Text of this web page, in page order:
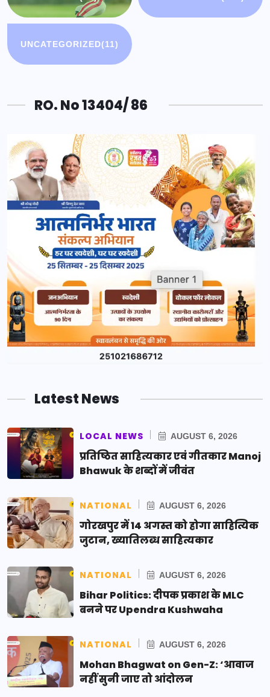
UNCATEGORIZED(11)
RO. No 13404/ 86
Latest News
LOCAL NEWS AUGUST 6, 2026
प्रतिष्ठित साहित्यकार एवं गीतकार Manoj
Bhawuk के शब्दों में जीवंत
NATIONAL AUGUST 6, 2026
गोरखपुर में 14 अगस्त को होगा साहित्यिक
जुटान, ख्यातिलब्ध साहित्यकार
NATIONAL AUGUST 6, 2026
Bihar Politics: दीपक प्रकाश के MLC
बनने पर Upendra Kushwaha
NATIONAL AUGUST 6, 2026
Mohan Bhagwat on Gen-Z: ‘आवाज
नहीं सुनी जाए तो आंदोलन